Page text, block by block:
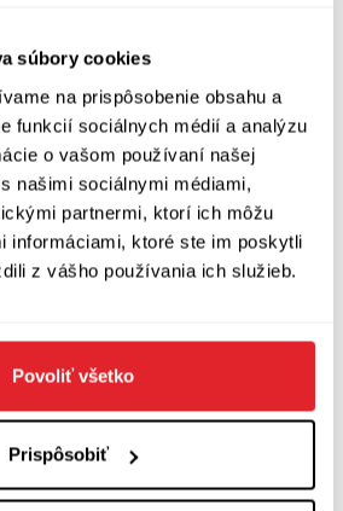
súbory cookies
na prispôsobenie obsahu a
funkcií sociálnych médií a analýzu
o vašom používaní našej
našimi sociálnymi médiami,
partnermi, ktorí ich môžu
informáciami, ktoré ste im poskytli
z vášho používania ich služieb.
Povoliť všetko
Prispôsobiť
koho je kniha určená?
pseudovedy a šarlatánov
Existuje však skupina
vyhľadať popri štandardnej
pre nich môžu byť
poslúži aj záujemcom,
ako funguje ľudské telo,
fyzika a chémia alebo v čom
medicínske postupy (napr.
alebo rakovine je mimoriadne